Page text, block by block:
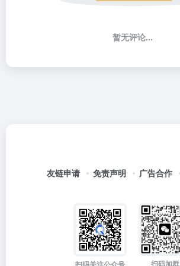
暂无评论...
友链申请 免责声明 广告合作
扫码加群